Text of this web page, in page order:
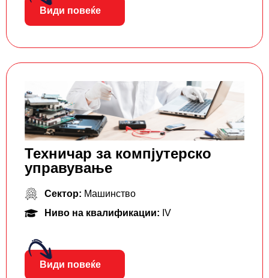
Види повеќе
Техничар за компјутерско
управување
Сектор: Машинство
Ниво на квалификации: IV
Види повеќе